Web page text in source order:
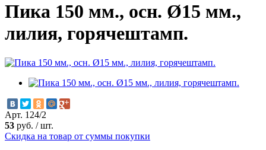
Пика 150 мм., осн. Ø15 мм.,
лилия, горячештамп.
Арт. 124/2
53 руб. /шт.
Скидка на товар от суммы покупки